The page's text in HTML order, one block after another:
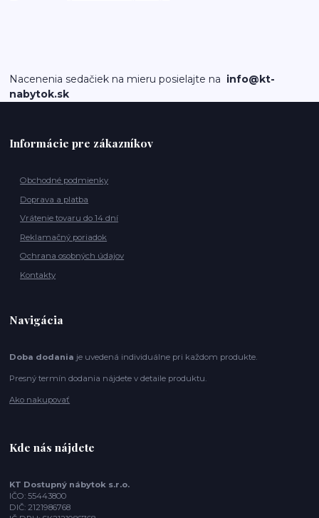
Nacenenia sedačiek na mieru posielajte na info@kt-
nabytok.sk
Informácie pre zákazníkov
Obchodné podmienky
Doprava a platba
Vrátenie tovaru do 14 dní
Reklamačný poriadok
Ochrana osobných údajov
Kontakty
Navigácia
Doba dodania je uvedená individuálne pri každom produkte.
Presný termín dodania nájdete v detaile produktu.
Ako nakupovať
Kde nás nájdete
KT Dostupný nábytok s.r.o.
IČO: 55443800
DIČ: 2121986768